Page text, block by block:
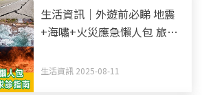
生活資訊｜外遊前必睇 地震
+海嘯+火災應急懶人包 旅遊
生活資訊 2025-08-11